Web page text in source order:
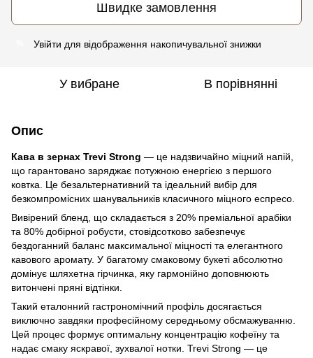
Швидке замовлення
Увійти для відображення накопичувальної знижки
У вибране В порівнянні
Опис
Кава в зернах Trevi Strong — це надзвичайно міцний напій,
що гарантовано заряджає потужною енергією з першого
ковтка. Це безальтернативний та ідеальний вибір для
безкомпромісних шанувальників класичного міцного еспресо.
Вивірений бленд, що складається з 20% преміальної арабіки
та 80% добірної робусти, стовідсотково забезпечує
бездоганний баланс максимальної міцності та елегантного
кавового аромату. У багатому смаковому букеті абсолютно
домінує шляхетна гірчинка, яку гармонійно доповнюють
витончені пряні відтінки.
Такий еталонний гастрономічний профіль досягається
виключно завдяки професійному середньому обсмажуванню.
Цей процес формує оптимальну концентрацію кофеїну та
надає смаку яскравої, зухвалої нотки. Trevi Strong — це